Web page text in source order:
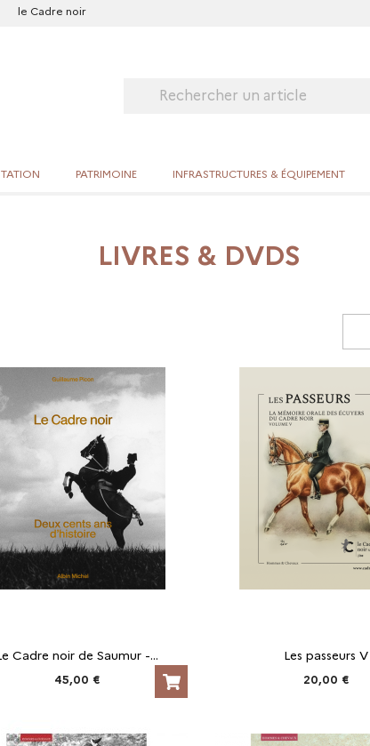
le Cadre noir
PATRIMOINE INFRASTRUCTURES & ÉQUIPEMENT
LIVRES & DVDS
Cadre noir de Saumur -...
45,00 €
Les passeurs V
20,00 €